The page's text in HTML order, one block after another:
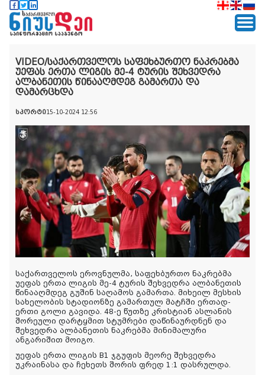
VIDEO/საქართველოს საფეხბურთო ნაკრებმა
უეფას ერთა ლიგის მე-4 ტურის შეხვედრა
ალბანეთის წინააღმდეგ გამართა და
დამარცხდა
სპორტი15-10-2024 12:56
საქართველოს ეროვნულმა, საფეხბურთო ნაკრებმა
უეფას ერთა ლიგის მე-4 ტურის შეხვედრა ალბანეთის
წინააღმდეგ გუშინ საღამოს გამართა. მიხეილ მესხის
სახელობის სტადიონზე გამართულ მატჩში ერთად-
ერთი გოლი გავიდა. 48-ე წუთზე კრისტიან ასლანის
შორეული დარტყმით სტუმრები დაწინაურდნენ და
შეხვედრა ალბანეთის ნაკრებმა მინიმალური
ანგარიშით მოიგო.
უეფას ერთა ლიგის B1 ჯგუფის მეორე შეხვედრა
უკრაინასა და ჩეხეთს შორის ფრედ 1:1 დასრულდა.